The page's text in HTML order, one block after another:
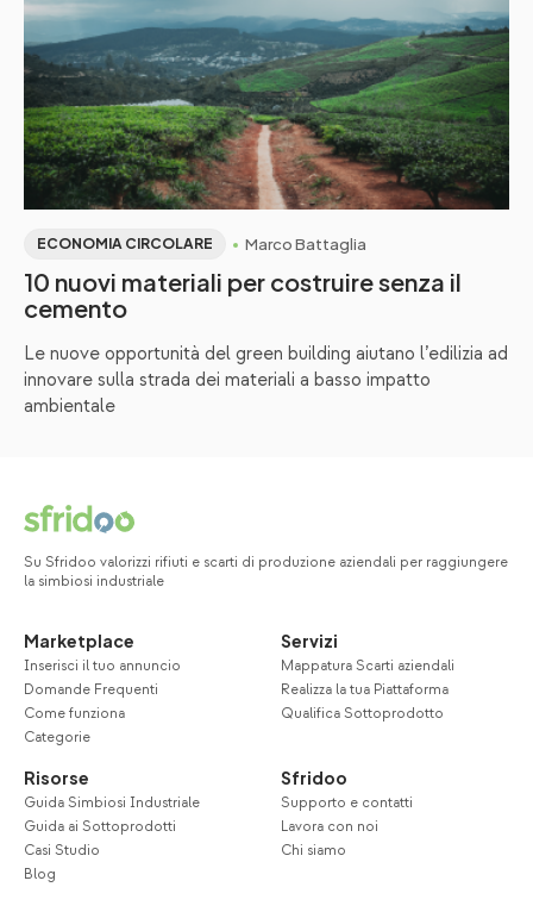
ECONOMIA CIRCOLARE Marco Battaglia
10 nuovi materiali per costruire senza il
cemento
Le nuove opportunità del green building aiutano l’edilizia ad
innovare sulla strada dei materiali a basso impatto
ambientale
Su Sfridoo valorizzi rifiuti e scarti di produzione aziendali per raggiungere
la simbiosi industriale
Marketplace
Inserisci il tuo annuncio
Domande Frequenti
Come funziona
Categorie
Servizi
Mappatura Scarti aziendali
Realizza la tua Piattaforma
Qualifica Sottoprodotto
Risorse
Guida Simbiosi Industriale
Guida ai Sottoprodotti
Casi Studio
Blog
Sfridoo
Supporto e contatti
Lavora con noi
Chi siamo